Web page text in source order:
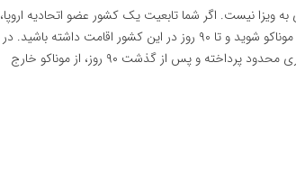
ویزا نیست. اگر شما تابعیت یک کشور عضو اتحادیه اروپا،
شینگن یا برخی دیگر از کشورهای خاص را داشته باشید، می‌توانید بدون ویزا وارد موناکو شوید و تا ۹۰ روز در این کشور اقامت داشته باشید. در
این مدت می‌توانید به گردشگری، بازدید از خانواده و دوستان، یا فعالیت‌های تجاری محدود پرداخته و پس از گذشت ۹۰ روز، از موناکو خارج